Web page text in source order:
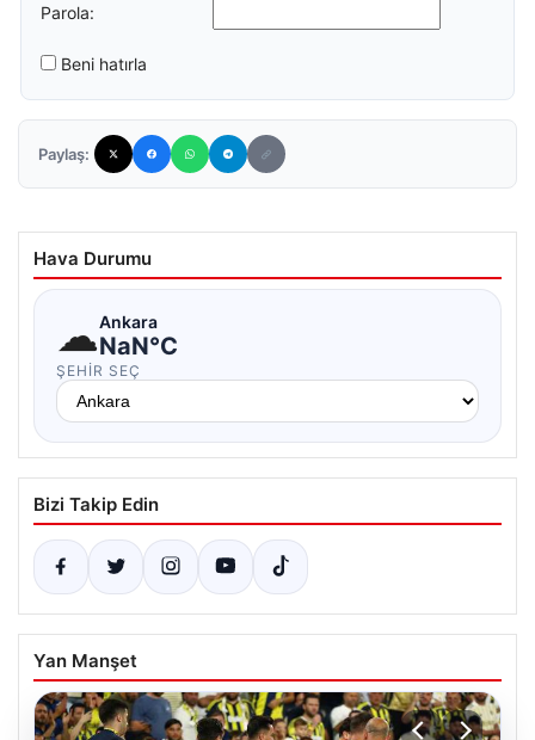
Parola:
Beni hatırla
Paylaş:
Hava Durumu
☁Ankara
NaN°C
ŞEHIR SEÇ
Bizi Takip Edin
Yan Manşet